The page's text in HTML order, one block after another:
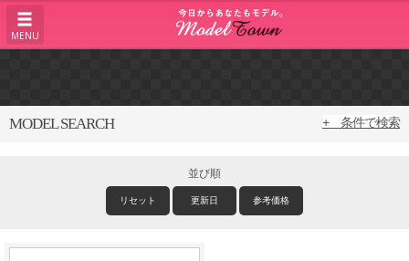
MENU
MODEL SEARCH + 条件で検索
並び順
リセット 更新日 参考価格